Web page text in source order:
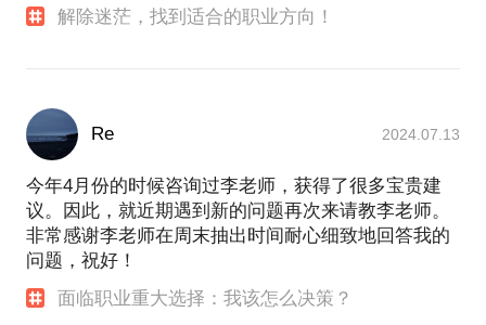
解除迷茫，找到适合的职业方向！
Re 2024.07.13
今年4月份的时候咨询过李老师，获得了很多宝贵建
议。因此，就近期遇到新的问题再次来请教李老师。
非常感谢李老师在周末抽出时间耐心细致地回答我的
问题，祝好！
面临职业重大选择：我该怎么决策？